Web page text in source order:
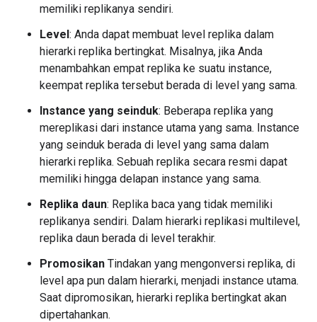
memiliki replikanya sendiri.
Level: Anda dapat membuat level replika dalam
hierarki replika bertingkat. Misalnya, jika Anda
menambahkan empat replika ke suatu instance,
keempat replika tersebut berada di level yang sama.
Instance yang seinduk: Beberapa replika yang
mereplikasi dari instance utama yang sama. Instance
yang seinduk berada di level yang sama dalam
hierarki replika. Sebuah replika secara resmi dapat
memiliki hingga delapan instance yang sama.
Replika daun: Replika baca yang tidak memiliki
replikanya sendiri. Dalam hierarki replikasi multilevel,
replika daun berada di level terakhir.
Promosikan Tindakan yang mengonversi replika, di
level apa pun dalam hierarki, menjadi instance utama.
Saat dipromosikan, hierarki replika bertingkat akan
dipertahankan.